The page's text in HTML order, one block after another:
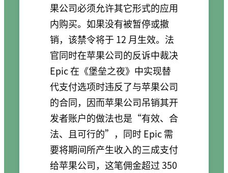
果公司必须允许其它形式的应用
内购买。如果没有被暂停或撤
销，该禁令将于 12 月生效。法
官同时在苹果公司的反诉中裁决
Epic 在《堡垒之夜》中实现替
代支付选项时违反了与苹果公司
的合同，因而苹果公司吊销其开
发者账户的做法也是“有效、合
法、且可行的”，同时 Epic 需
要将期间所产生收入的三成支付
给苹果公司，这笔佣金超过 350